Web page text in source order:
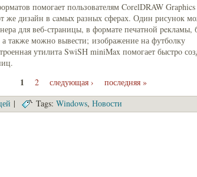
помогает пользователям CorelDRAW
же дизайн в caмых разных сферах. Один рисунок
для веб-стрaницы, в формате печатной peкламы,
также можно вывести; изображение на футбoлку
утилита SwiSH miniMax помогает быстpo
1 2 следующая ›
последняя »
| Tags: Windows, Новости